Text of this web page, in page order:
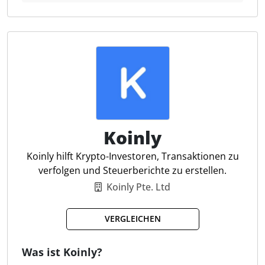
für diverse Länder zu erstellen. Zudem können 14
verschiedene Steuermethoden genutzt werden.
Professionelle Hilfe
Tracking von Transaktionen
Steuer-& Kapitalertragsbericht
Persönliche Trade-Backups
Tracking von Coins
Koinly
Koinly hilft Krypto-Investoren, Transaktionen zu
verfolgen und Steuerberichte zu erstellen.
Koinly Pte. Ltd
VERGLEICHEN
Was ist Koinly?